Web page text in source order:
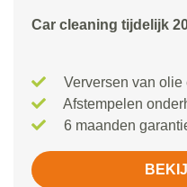
Car cleaning tijdelijk
Verversen van
Afstempelen
6 maanden